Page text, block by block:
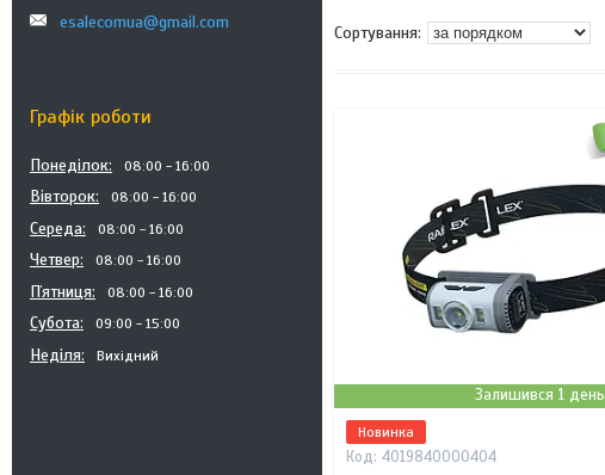
esalecomua@gmail.com
Графік роботи
Понеділок 08:00 16:00
Вівторок 08:00 16:00
Середа 08:00 16:00
Четвер 08:00 16:00
Пʼятниця 08:00 16:00
Субота 09:00 15:00
Неділя Вихідний
Залишився 1 день
Новинка
4019840000404